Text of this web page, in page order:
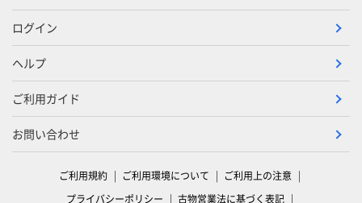
ログイン
ヘルプ
ご利用ガイド
お問い合わせ
ご利用規約 ご利用環境について
ご利用上の注意
プライバシーポリシー
古物営業法に基づく表記